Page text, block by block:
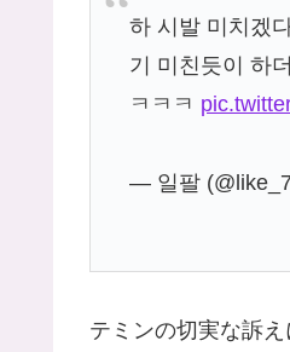
하 시발 미치겠
기 미친듯이 하
ㅋㅋㅋ
— 일팔
テミンの切実な訴